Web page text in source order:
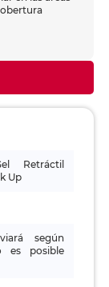
Retráctil
Up
según
es posible